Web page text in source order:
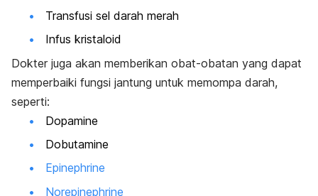
Transfusi sel darah merah
Infus kristaloid
Dokter juga akan memberikan obat-obatan yang dapat
memperbaiki fungsi jantung untuk memompa darah,
seperti:
Dopamine
Dobutamine
Epinephrine
Norepinephrine